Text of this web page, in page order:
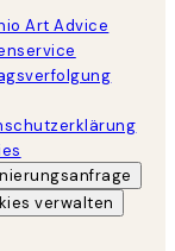
Art Advice
verwalten